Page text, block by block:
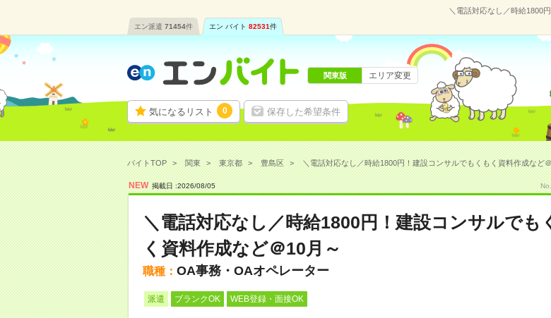
＼電話対応なし／時給1800
エン派遣 71454件 エン バイト 82531件
気になるリスト 0 保存した希望条件
関東版 エリア変更
バイトTOP 関東 東京都 豊島区 ＼電話対応なし／時給1800円！建設コンサルでもくもく資料作成など
NEW 掲載日 :2026/08/05
＼電話対応なし／時給1800円！建設コンサルでも
く資料作成など＠10月～
職種： OA事務・OAオペレーター
派遣 ブランクOK WEB登録・面接OK